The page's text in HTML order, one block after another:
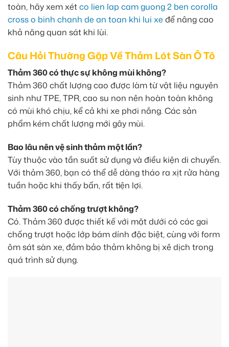
toàn, hãy xem xétco lien lap cam guong 2 ben corolla
cross o binh chanh de an toan khi lui xe để nâng cao
khả năng quan sát khi lùi.
Câu Hỏi Thường Gặp Về Thảm Lót Sàn Ô Tô
Thảm 360 có thực sự không mùi không?
Thảm 360 chất lượng cao được làm từ vật liệu nguyên
sinh như TPE, TPR, cao su non nên hoàn toàn không
có mùi khó chịu, kể cả khi xe phơi nắng. Các sản
phẩm kém chất lượng mới gây mùi.
Bao lâu nên vệ sinh thảm một lần?
Tùy thuộc vào tần suất sử dụng và điều kiện di chuyển.
Với thảm 360, bạn có thể dễ dàng tháo ra xịt rửa hàng
tuần hoặc khi thấy bẩn, rất tiện lợi.
Thảm 360 có chống trượt không?
Có. Thảm 360 được thiết kế với mặt dưới có các gai
chống trượt hoặc lớp bám dính đặc biệt, cùng với form
ôm sát sàn xe, đảm bảo thảm không bị xê dịch trong
quá trình sử dụng.